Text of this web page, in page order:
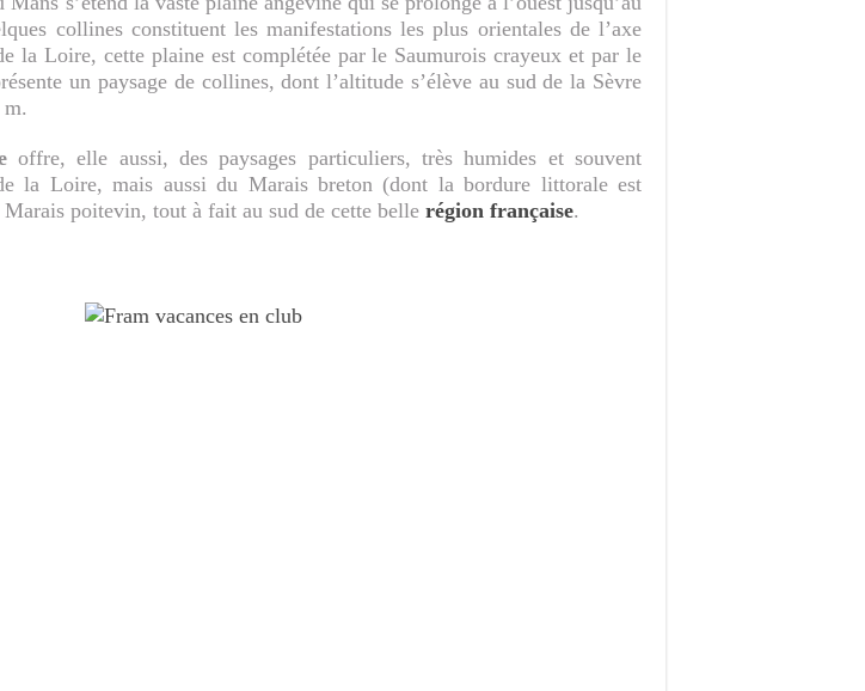
collines constituent les manifestations les plus orientales de l’axe
la Loire, cette plaine est complétée par le Saumurois crayeux et par le
un paysage de collines, dont l’altitude s’élève au sud de la Sèvre
offre, elle aussi, des paysages particuliers, très humides et souvent
la Loire, mais aussi du Marais breton (dont la bordure littorale est
poitevin, tout à fait au sud de cette belle région française.